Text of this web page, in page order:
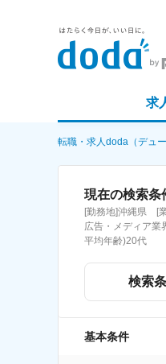
求
詳細条件から探す
求人特集から探す
転職・求人doda（デュ
現在の検索条
[勤務地]沖縄県 [
広告・メディア
平均年齢)20代
検索
基本条件